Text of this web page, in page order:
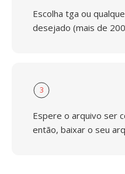
Escolha tga ou
desejado (mais de
3
Espere o arquivo ser
então, baixar o seu